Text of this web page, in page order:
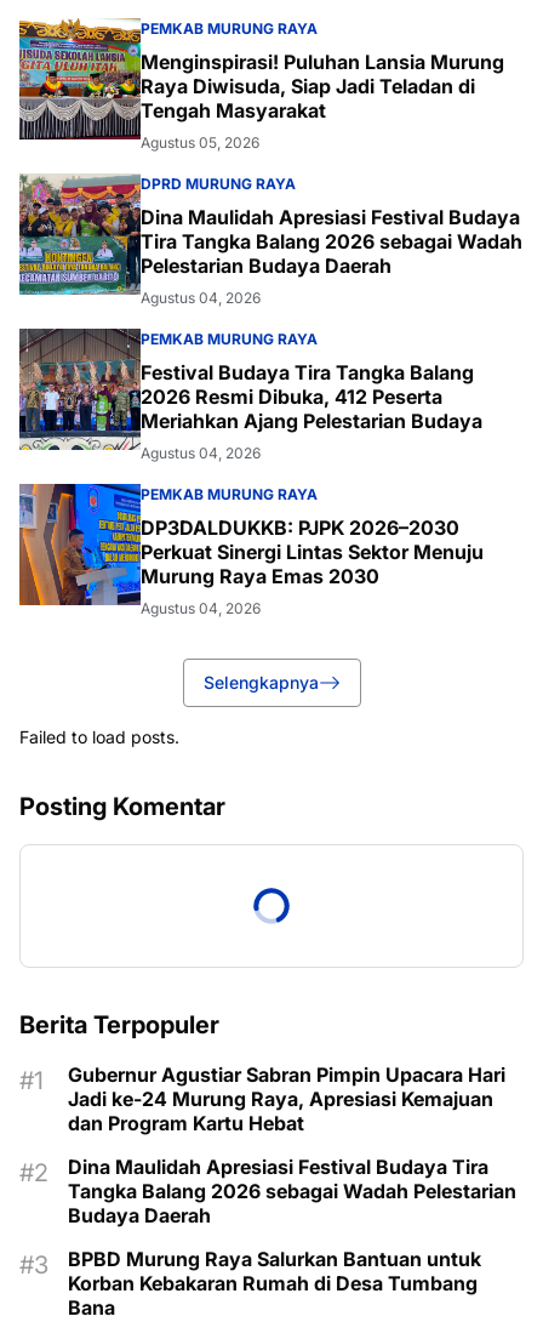
PEMKAB MURUNG RAYA
Menginspirasi! Puluhan Lansia Murung
Raya Diwisuda, Siap Jadi Teladan di
Tengah Masyarakat
Agustus 05, 2026
DPRD MURUNG RAYA
Dina Maulidah Apresiasi Festival Budaya
Tira Tangka Balang 2026 sebagai Wadah
Pelestarian Budaya Daerah
Agustus 04, 2026
PEMKAB MURUNG RAYA
Festival Budaya Tira Tangka Balang
2026 Resmi Dibuka, 412 Peserta
Meriahkan Ajang Pelestarian Budaya
Agustus 04, 2026
PEMKAB MURUNG RAYA
DP3DALDUKKB: PJPK 2026–2030
Perkuat Sinergi Lintas Sektor Menuju
Murung Raya Emas 2030
Agustus 04, 2026
Selengkapnya
Failed to load posts.
Posting Komentar
Berita Terpopuler
Gubernur Agustiar Sabran Pimpin Upacara Hari
Jadi ke-24 Murung Raya, Apresiasi Kemajuan
dan Program Kartu Hebat
Dina Maulidah Apresiasi Festival Budaya Tira
Tangka Balang 2026 sebagai Wadah Pelestarian
Budaya Daerah
BPBD Murung Raya Salurkan Bantuan untuk
Korban Kebakaran Rumah di Desa Tumbang
Bana